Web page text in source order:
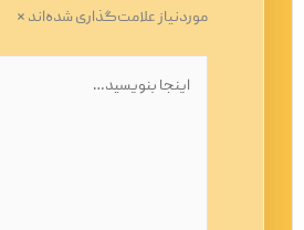
موردنیاز علامت‌گذاری شده‌اند*
بنویسید…